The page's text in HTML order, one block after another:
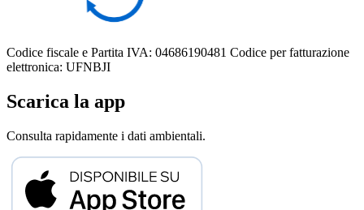
Codice fiscale e Partita IVA: 04686190481 Codice per fatturazione
elettronica: UFNBJI
Scarica la app
Consulta rapidamente i dati ambientali.